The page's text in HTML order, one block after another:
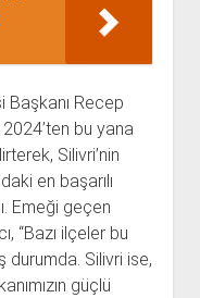
Başkanı Recep
bu yana
Silivri’nin
en başarılı
Emeği geçen
“Bazı ilçeler bu
durumda. Silivri ise,
güçlü